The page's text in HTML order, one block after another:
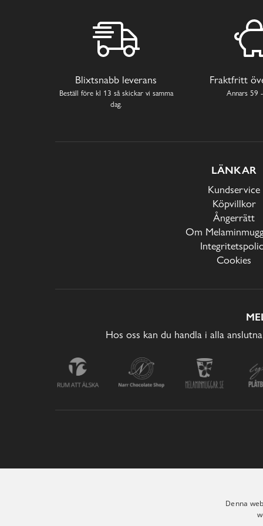
Blixtsnabb leverans
Beställ före kl 13 så skickar vi samma
dag.
Fraktfritt
Annars 59
LÄNKAR
Kundservice
Köpvillkor
Ångerrätt
Om
Cookies
Hos oss kan du handla i alla
Denna